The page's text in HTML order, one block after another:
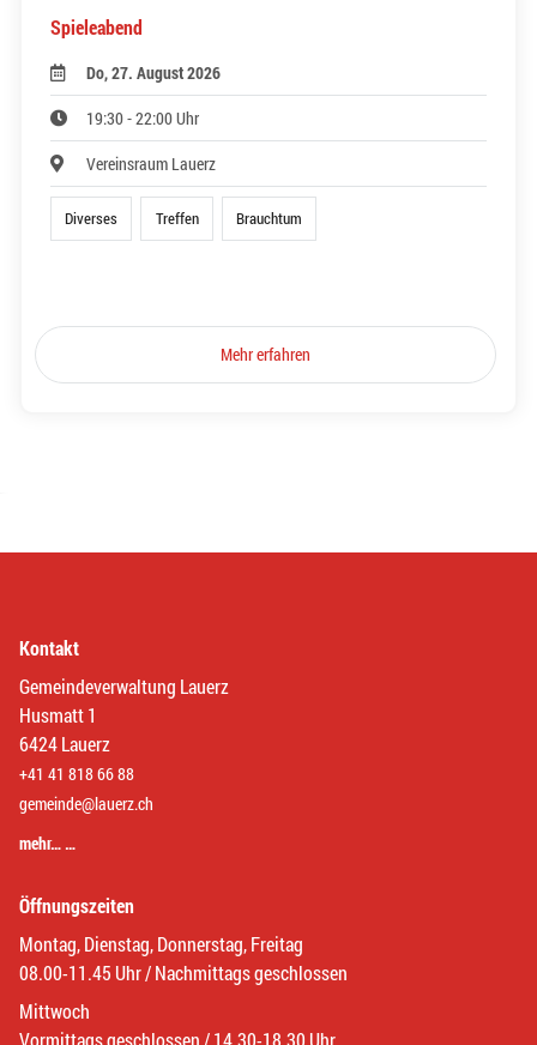
Spieleabend
Do, 27. August 2026
19:30 - 22:00 Uhr
Vereinsraum Lauerz
Diverses Treffen Brauchtum
Mehr erfahren
Kontakt
Gemeindeverwaltung Lauerz
Husmatt 1
6424 Lauerz
+41 41 818 66 88
gemeinde@lauerz.ch
mehr… …
Öffnungszeiten
Montag, Dienstag, Donnerstag, Freitag
08.00-11.45 Uhr / Nachmittags geschlossen
Mittwoch
Vormittags geschlossen / 14.30-18.30 Uhr